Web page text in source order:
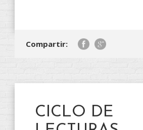
Compartir:
CICLO DE